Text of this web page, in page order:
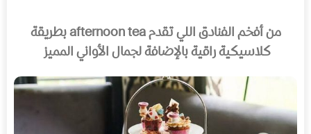
من أفخم الفنادق اللي تقدمafternoon tea
بطريقة
كلاسيكية راقية بالإضافة لجمال الأواني المميز